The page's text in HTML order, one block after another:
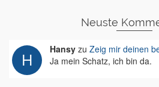
Neuste
Hansy zu Zeig mir deinen
Ja mein Schatz, ich bin da.